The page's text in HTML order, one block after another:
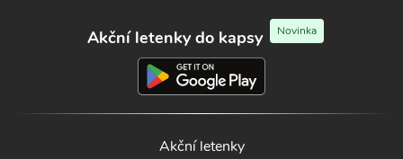
Akční letenky do kapsy Novinka
Akční letenky